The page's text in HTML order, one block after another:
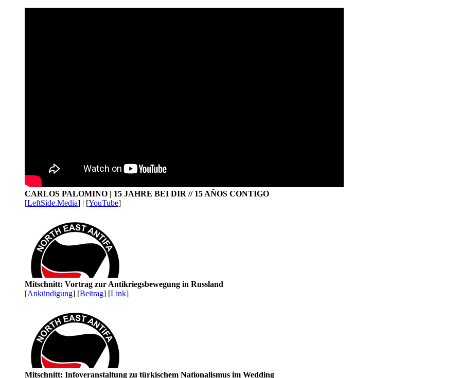
CARLOS PALOMINO | 15 JAHRE BEI DIR // 15 AÑOS CONTIGO
[LeftSide.Media] | [YouTube]
Mitschnitt: Vortrag zur Antikriegsbewegung in Russland
[Ankündigung] [Beitrag] [Link]
Mitschnitt: Infoveranstaltung zu türkischem Nationalismus im Wedding